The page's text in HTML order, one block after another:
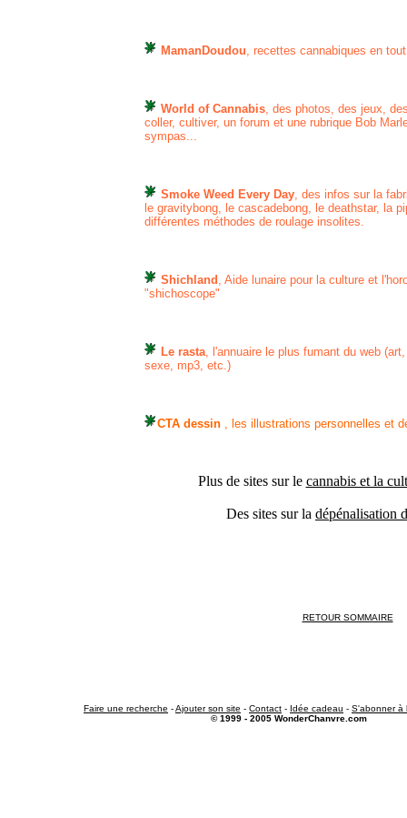
MamanDoudou, recettes cannabiques en
World of Cannabis, des photos, des jeux,
coller, cultiver, un forum et une rubrique Bob
sympas...
Smoke Weed Every Day, des infos sur la
le gravitybong, le cascadebong, le deathstar, la
différentes méthodes de roulage insolites.
Shichland , Aide lunaire pour la culture et
"shichoscope"
Le rasta, l'annuaire le plus fumant du web
sexe, mp3, etc.)
CTA dessin , les illustrations personnelles et
Plus de sites sur le cannabis et la
Des sites sur la dépénalisation
RETOUR SOMMAIRE
Faire une recherche -Ajouter son site - Contact - Idée cadeau - S'abonner à
© 1999 - 2005 WonderChanvre.com